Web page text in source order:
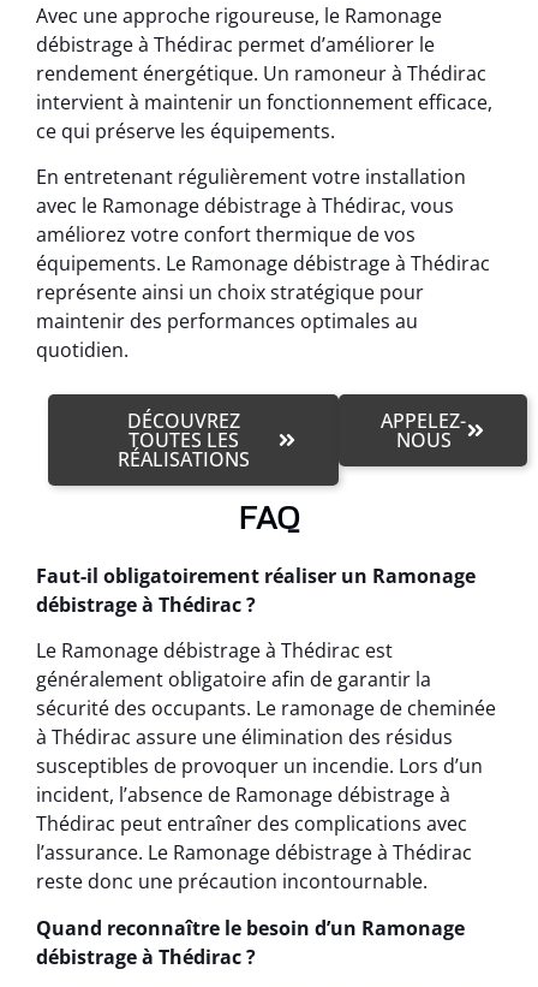
Avec une approche rigoureuse, le Ramonage
débistrage à Thédirac permet d’améliorer le
rendement énergétique. Un ramoneur à Thédirac
intervient à maintenir un fonctionnement efficace,
ce qui préserve les équipements.
En entretenant régulièrement votre installation
avec le Ramonage débistrage à Thédirac, vous
améliorez votre confort thermique de vos
équipements. Le Ramonage débistrage à Thédirac
représente ainsi un choix stratégique pour
maintenir des performances optimales au
quotidien.
DÉCOUVREZ
TOUTES LES
RÉALISATIONS
APPELEZ-
NOUS
FAQ
Faut-il obligatoirement réaliser un Ramonage
débistrage à Thédirac ?
Le Ramonage débistrage à Thédirac est
généralement obligatoire afin de garantir la
sécurité des occupants. Le ramonage de cheminée
à Thédirac assure une élimination des résidus
susceptibles de provoquer un incendie. Lors d’un
incident, l’absence de Ramonage débistrage à
Thédirac peut entraîner des complications avec
l’assurance. Le Ramonage débistrage à Thédirac
reste donc une précaution incontournable.
Quand reconnaître le besoin d’un Ramonage
débistrage à Thédirac ?